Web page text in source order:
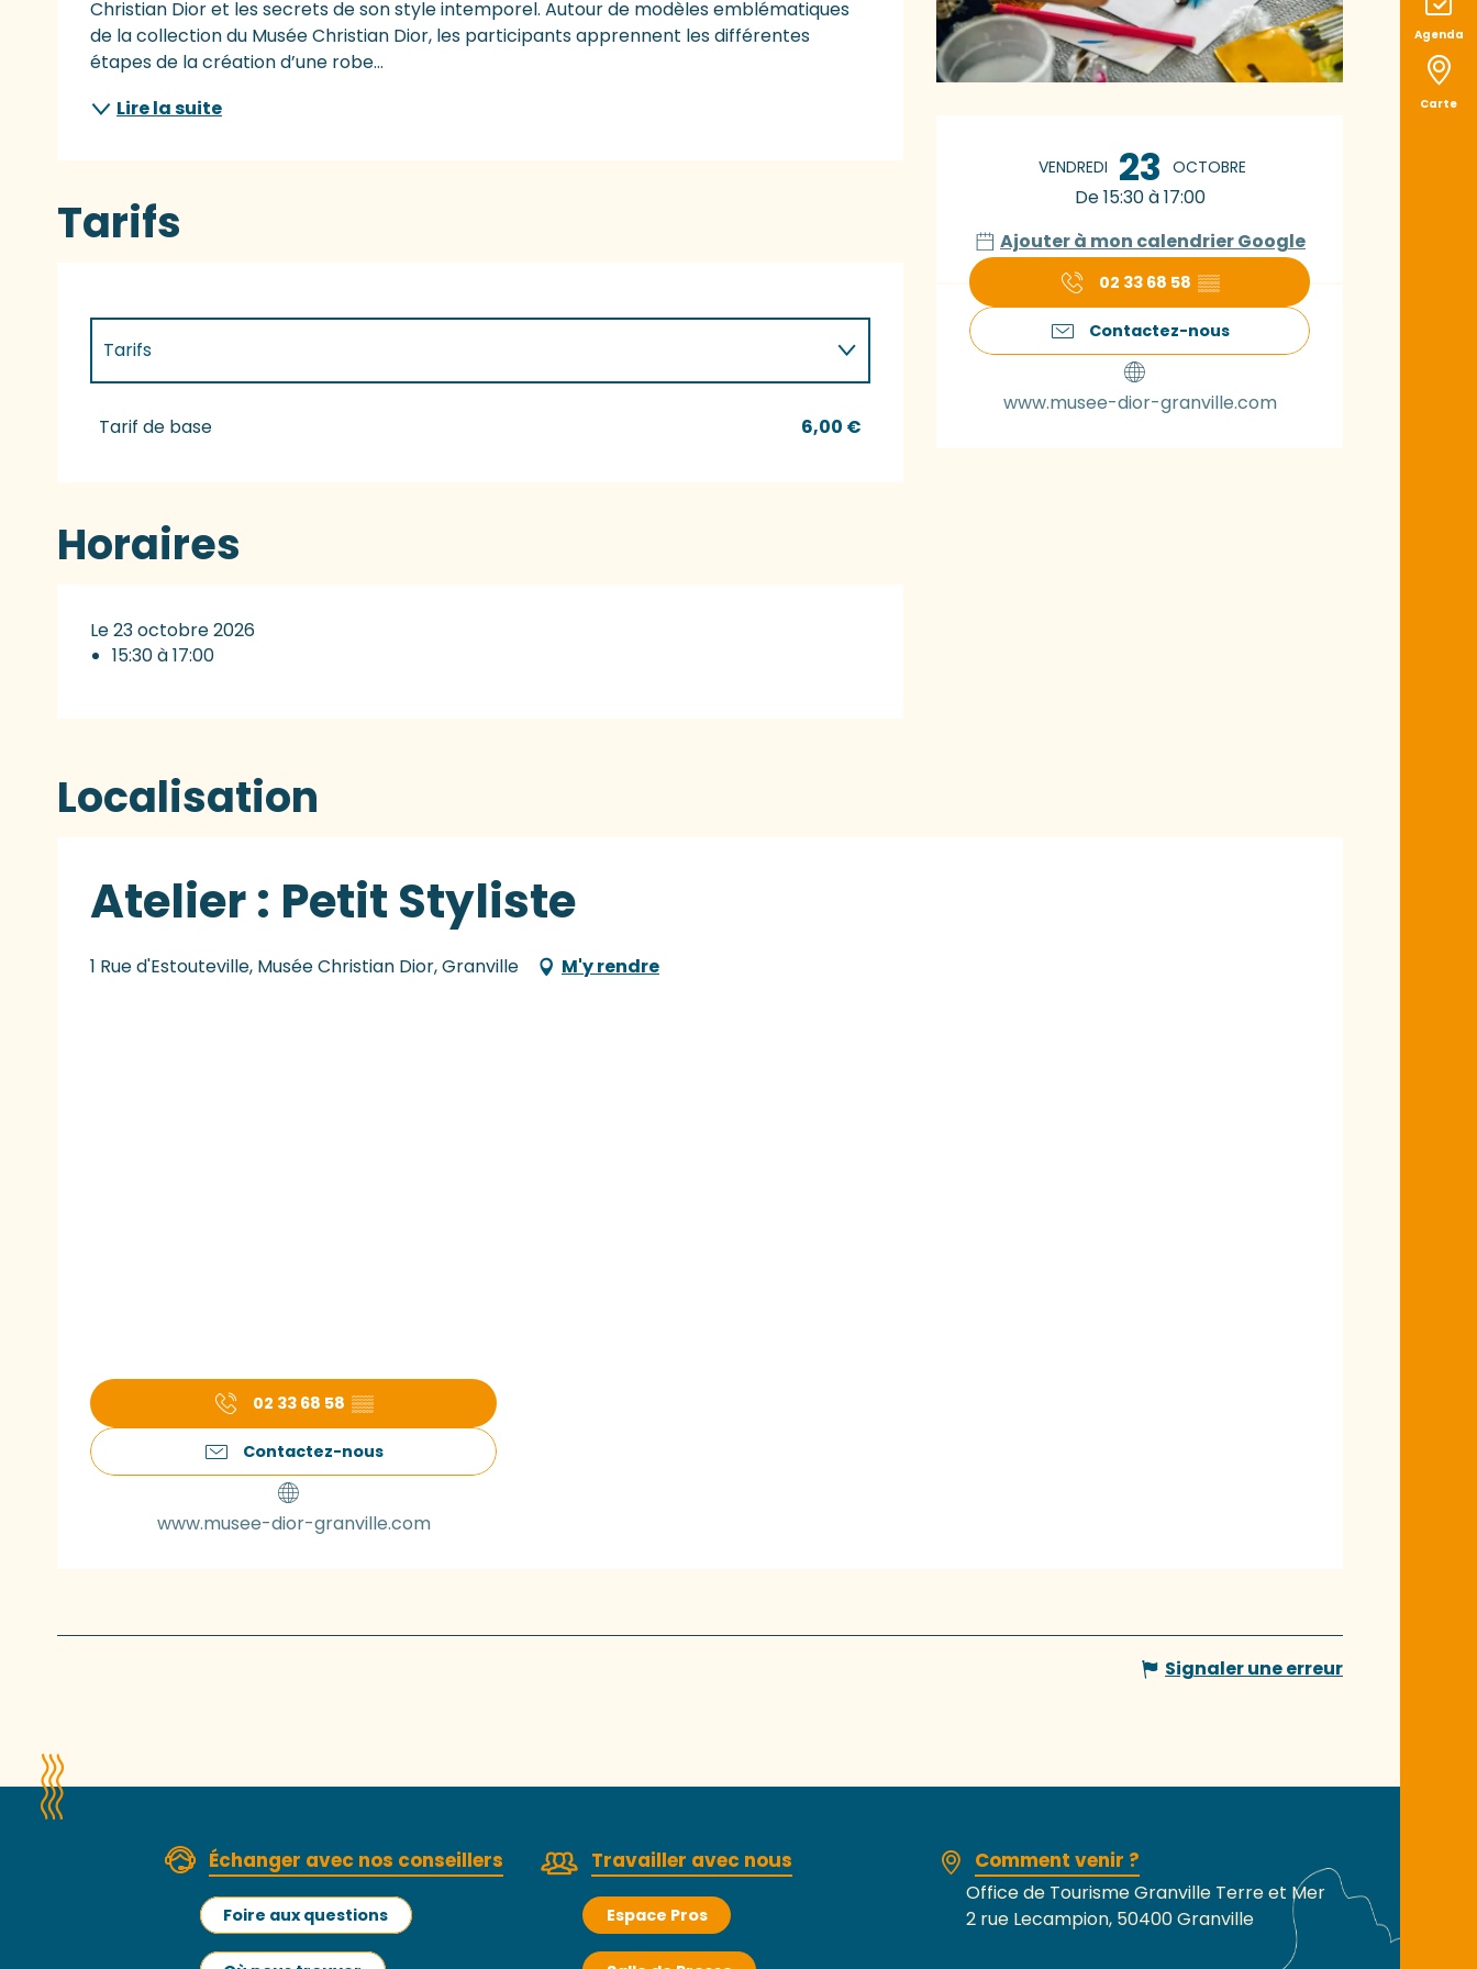
Agenda
Carte
Ouverture et
VENDREDI 23 OCTOBRE
De 15:30 à 17:00
Ajouter à mon calendrier Google
02 33 68 58 ▒▒
Contactez-nous
www.musee-dior-granville.com
Christian Dior et les secrets de son style intemporel. Autour de modèles emblématiques
de la collection du Musée Christian Dior, les participants apprennent les différentes
étapes de la création d’une robe...
Lire la suite
Tarifs
Tarifs
Tarifs 2027
Tarif de base 6,00 €
Horaires
Le 23 octobre 2026
15:30 à 17:00
Localisation
Atelier : Petit Styliste
1 Rue d'Estouteville, Musée Christian Dior, Granville M'y rendre
02 33 68 58 ▒▒
Contactez-nous
www.musee-dior-granville.com
Signaler une erreur
Échanger avec nos conseillers
Foire aux questions
Travailler avec nous
Espace Pros
Comment venir ?
Office de Tourisme Granville Terre et Mer
2 rue Lecampion, 50400 Granville